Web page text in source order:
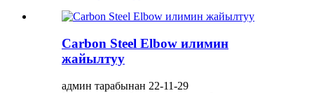
Carbon Steel Elbow илимин
жайылтуу
админ тарабынан 22-11-29